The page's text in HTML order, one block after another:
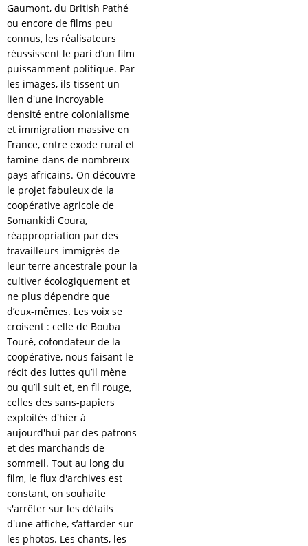
Gaumont, du British Pathé
ou encore de films peu
connus, les réalisateurs
réussissent le pari d’un film
puissamment politique. Par
les images, ils tissent un
lien d'une incroyable
densité entre colonialisme
et immigration massive en
France, entre exode rural et
famine dans de nombreux
pays africains. On découvre
le projet fabuleux de la
coopérative agricole de
Somankidi Coura,
réappropriation par des
travailleurs immigrés de
leur terre ancestrale pour la
cultiver écologiquement et
ne plus dépendre que
d’eux-mêmes. Les voix se
croisent : celle de Bouba
Touré, cofondateur de la
coopérative, nous faisant le
récit des luttes qu’il mène
ou qu’il suit et, en fil rouge,
celles des sans-papiers
exploités d'hier à
aujourd'hui par des patrons
et des marchands de
sommeil. Tout au long du
film, le flux d'archives est
constant, on souhaite
s'arrêter sur les détails
d'une affiche, s’attarder sur
les photos. Les chants, les